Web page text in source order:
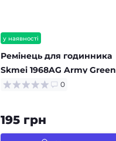
у наявності
Ремінець для годинника
Skmei 1968AG Army Green
0
195 грн